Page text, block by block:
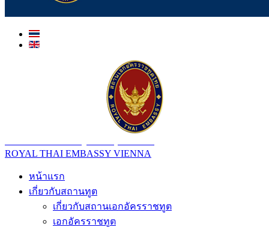
ROYAL THAI EMBASSY VIENNA
หน้าแรก
เกี่ยวกับสถานทูต
เกี่ยวกับสถานเอกอัครราชทูต
เอกอัครราชทูต